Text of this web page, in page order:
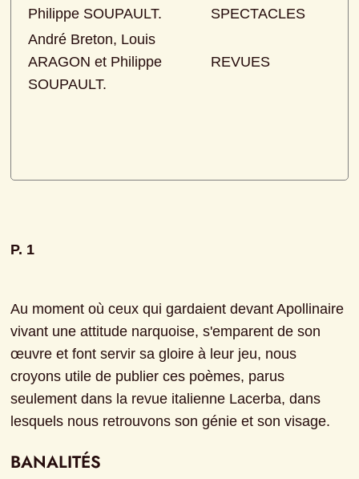
Philippe SOUPAULT.
SPECTACLES
André Breton, Louis
ARAGON et Philippe
SOUPAULT.
REVUES
P. 1
Au moment où ceux qui gardaient devant Apollinaire
vivant une attitude narquoise, s'emparent de son
œuvre et font servir sa gloire à leur jeu, nous
croyons utile de publier ces poèmes, parus
seulement dans la revue italienne Lacerba, dans
lesquels nous retrouvons son génie et son visage.
BANALITÉS